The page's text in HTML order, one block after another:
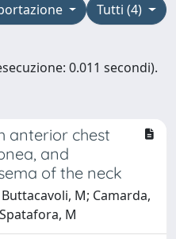
Tutti (4)
0.011 secondi).
anterior chest
and
of the neck
M; Camarda,
M